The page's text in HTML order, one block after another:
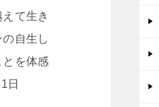
て生き
自生し
を体感
日